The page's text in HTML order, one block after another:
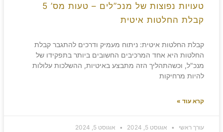
טעויות נפוצות של מנכ”לים – טעות מס’ 5
קבלת החלטות איטית
קבלת החלטות איטית: ניתוח מעמיק ודרכים להתגבר קבלת
החלטות היא אחד המרכיבים החשובים ביותר בתפקידו של
מנכ"ל, וכשהתהליך הזה מתבצע באיטיות, ההשלכות עלולות
להיות מרחיקות
קרא עוד »
עורך ראשי אוגוסט 5, 2024 אוגוסט 5, 2024